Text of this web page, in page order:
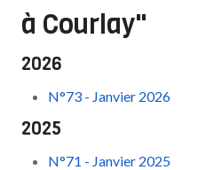
à Courlay"
2026
N°73 - Janvier 2026
2025
N°71 - Janvier 2025